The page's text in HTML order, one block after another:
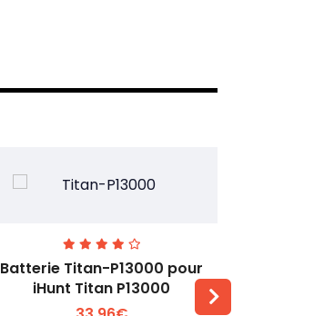
Batterie Titan-P13000 pour
iHunt Titan P13000